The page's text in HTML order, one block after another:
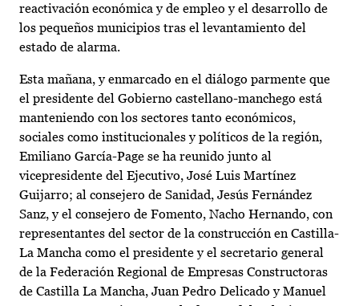
reactivación económica y de empleo y el desarrollo de
los pequeños municipios tras el levantamiento del
estado de alarma.
Esta mañana, y enmarcado en el diálogo parmente que
el presidente del Gobierno castellano-manchego está
manteniendo con los sectores tanto económicos,
sociales como institucionales y políticos de la región,
Emiliano García-Page se ha reunido junto al
vicepresidente del Ejecutivo, José Luis Martínez
Guijarro; al consejero de Sanidad, Jesús Fernández
Sanz, y el consejero de Fomento, Nacho Hernando, con
representantes del sector de la construcción en Castilla-
La Mancha como el presidente y el secretario general
de la Federación Regional de Empresas Constructoras
de Castilla La Mancha, Juan Pedro Delicado y Manuel